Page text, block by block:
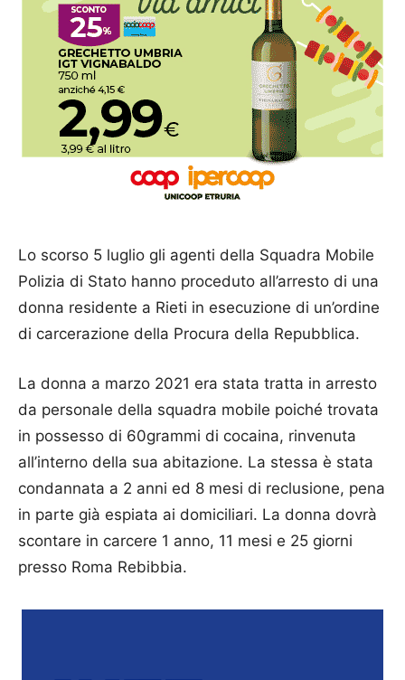
Lo scorso 5 luglio gli agenti della Squadra Mobile
Polizia di Stato hanno proceduto all’arresto di una
donna residente a Rieti in esecuzione di un’ordine
di carcerazione della Procura della Repubblica.
La donna a marzo 2021 era stata tratta in arresto
da personale della squadra mobile poiché trovata
in possesso di 60grammi di cocaina, rinvenuta
all’interno della sua abitazione. La stessa è stata
condannata a 2 anni ed 8 mesi di reclusione, pena
in parte già espiata ai domiciliari. La donna dovrà
scontare in carcere 1 anno, 11 mesi e 25 giorni
presso Roma Rebibbia.